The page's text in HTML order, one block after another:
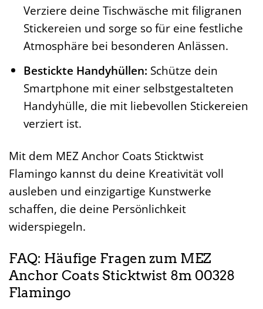
Verziere deine Tischwäsche mit filigranen
Stickereien und sorge so für eine festliche
Atmosphäre bei besonderen Anlässen.
Bestickte Handyhüllen: Schütze dein
Smartphone mit einer selbstgestalteten
Handyhülle, die mit liebevollen Stickereien
verziert ist.
Mit dem MEZ Anchor Coats Sticktwist
Flamingo kannst du deine Kreativität voll
ausleben und einzigartige Kunstwerke
schaffen, die deine Persönlichkeit
widerspiegeln.
FAQ: Häufige Fragen zum MEZ
Anchor Coats Sticktwist 8m 00328
Flamingo